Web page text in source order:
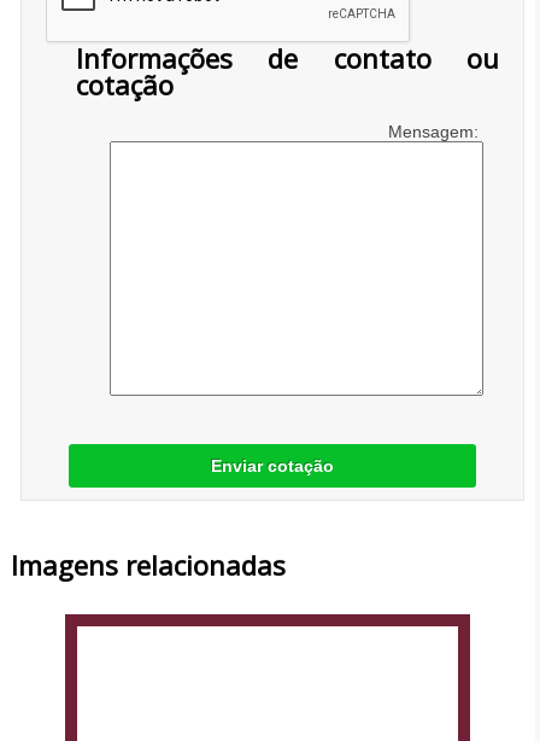
Informações de contato ou
cotação
Mensagem:
Enviar cotação
Imagens relacionadas